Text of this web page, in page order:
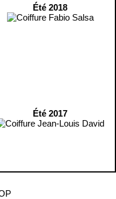
Été 2018
Été 2017